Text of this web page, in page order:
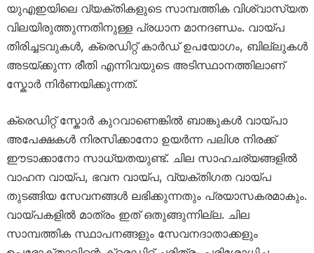
യുഎഇയിലെ വ്യക്തികളുടെ സാമ്പത്തിക വിശ്വാസ്യത
വിലയിരുത്തുന്നതിനുള്ള പ്രധാന മാനദണ്ഡം. വായ്പ
തിരിച്ചടവുകൾ, ക്രെഡിറ്റ് കാർഡ് ഉപയോഗം, ബില്ലുകൾ
അടയ്ക്കുന്ന രീതി എന്നിവയുടെ അടിസ്ഥാനത്തിലാണ്
സ്കോർ നിർണയിക്കുന്നത്.
ക്രെഡിറ്റ് സ്കോർ കുറവാണെങ്കിൽ ബാങ്കുകൾ വായ്പാ
അപേക്ഷകൾ നിരസിക്കാനോ ഉയർന്ന പലിശ നിരക്ക്
ഈടാക്കാനോ സാധ്യതയുണ്ട്. ചില സാഹചര്യങ്ങളിൽ
വാഹന വായ്പ, ഭവന വായ്പ, വ്യക്തിഗത വായ്പ
തുടങ്ങിയ സേവനങ്ങൾ ലഭിക്കുന്നതും പ്രയാസകരമാകും.
വായ്പകളിൽ മാത്രം ഇത് ഒതുങ്ങുന്നില്ല. ചില
സാമ്പത്തിക സ്ഥാപനങ്ങളും സേവനദാതാക്കളും